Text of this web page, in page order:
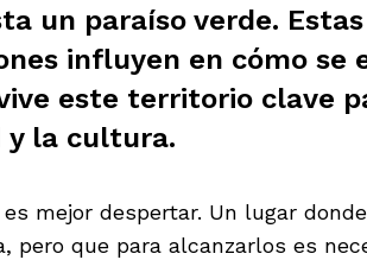
un paraíso verde. Estas
influyen en cómo se
este territorio clave
y la cultura.
mejor despertar. Un lugar
pero que para alcanzarlos es